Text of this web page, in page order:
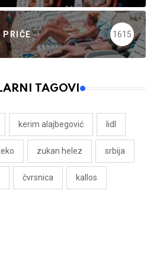
PRIČE 1615
TAGOVI
kerim alajbegović lidl
zukan helez srbija
čvrsnica kallos